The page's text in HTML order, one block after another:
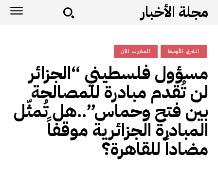
مجلة الأخبار
الشرق الأوسط المغرب الآن
مسؤول فلسطيني “الجزائر
لن تُقدم مبادرة للمصالحة
بين فتح وحماس”..هل تُمثّل
المبادرة الجزائرية موقفاً
مضاداً للقاهرة؟